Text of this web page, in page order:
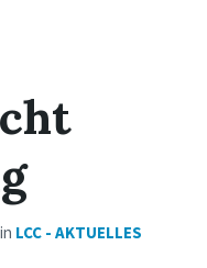
in LCC - AKTUELLES